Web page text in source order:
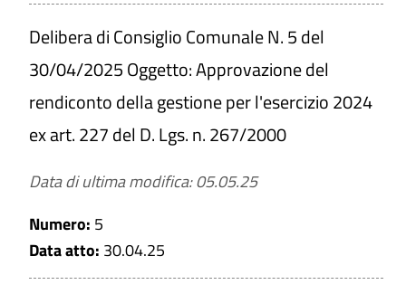
Delibera di Consiglio Comunale N. 5 del
30/04/2025 Oggetto: Approvazione del
rendiconto della gestione per l'esercizio 2024
ex art. 227 del D. Lgs. n. 267/2000
Data di ultima modifica: 05.05.25
Numero: 5
Data atto: 30.04.25